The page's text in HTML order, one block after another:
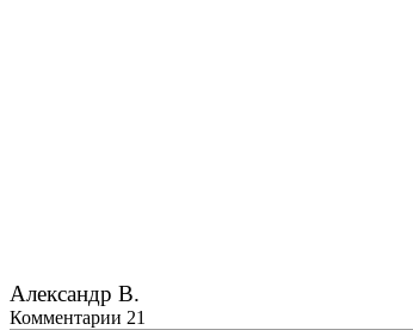
Александр В.
Комментарии 21